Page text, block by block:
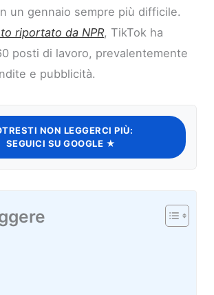
un gennaio sempre più difficile.
riportato da NPR, TikTok ha
posti di lavoro, prevalentemente
e pubblicità.
NON LEGGERCI PIÙ:
SEGUICI SU GOOGLE ★